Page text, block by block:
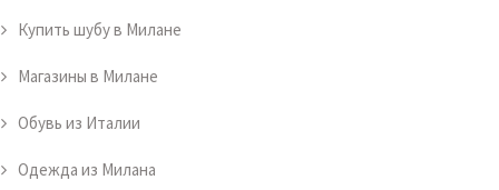
Купить шубу в Милане
Магазины в Милане
Обувь из Италии
Одежда из Милана